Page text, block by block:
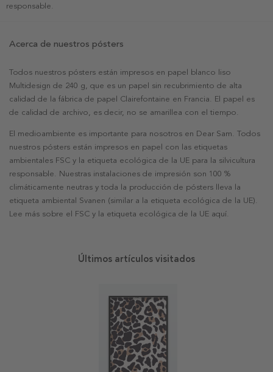
responsable.
Acerca de nuestros pósters
Todos nuestros pósters están impresos en papel blanco liso
Multidesign de 240 g, que es un papel sin recubrimiento de alta
calidad de la fábrica de papel Clairefontaine en Francia. El papel es
de calidad de archivo, es decir, no se amarillea con el tiempo.
El medioambiente es importante para nosotros en Dear Sam. Todos
nuestros pósters están impresos en papel con las etiquetas
ambientales FSC y la etiqueta ecológica de la UE para la silvicultura
responsable. Nuestras instalaciones de impresión son 100 %
climáticamente neutras y toda la producción de pósters lleva la
etiqueta ambiental Svanen (similar a la etiqueta ecológica de la UE).
Lee más sobre el FSC y la etiqueta ecológica de la UE aquí.
Últimos artículos visitados